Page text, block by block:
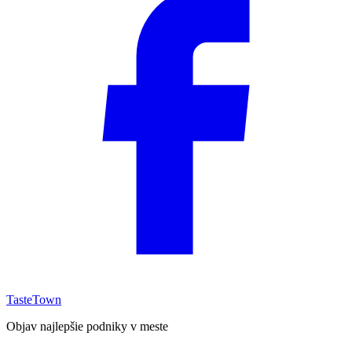
TasteTown
Objav najlepšie podniky v meste